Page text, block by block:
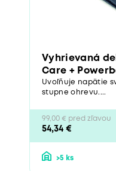
Vyhrievaná
Care +
Uvoľňuje napätie
stupne ohrevu....
99,00 € pred zľavou
54,34 €
>5 ks